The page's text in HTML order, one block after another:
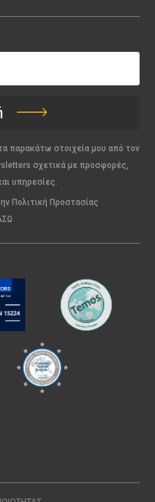
παρακάτω στοιχεία μου από τον
σχετικά με προσφορές,
υπηρεσίες.
Πολιτική Προστασίας